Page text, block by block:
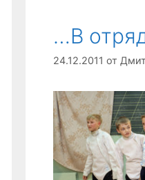
…В
24.12.2011 от